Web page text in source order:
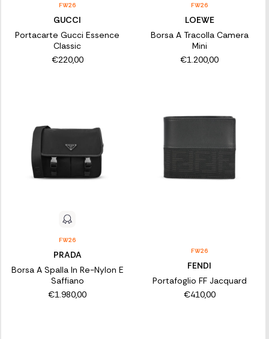
FW26
GUCCI
Portacarte Gucci Essence
Classic
€220,00
FW26
LOEWE
Borsa A Tracolla Camera
Mini
€1.200,00
FW26
PRADA
Borsa A Spalla In Re-Nylon E
Saffiano
€1.980,00
FW26
FENDI
Portafoglio FF Jacquard
€410,00